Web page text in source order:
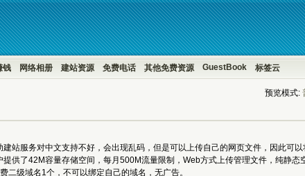
钱 网络相册 建站资源 免费电话 其他免费资源 GuestBook 标签云
预览模式:
站服务对中文支持不好，会出现乱码，但是可以上传自己的网页文件，因此可以
供了42M容量存储空间，每月500M流量限制，Web方式上传管理文件，纯静态
级域名1个，不可以绑定自己的域名，无广告。